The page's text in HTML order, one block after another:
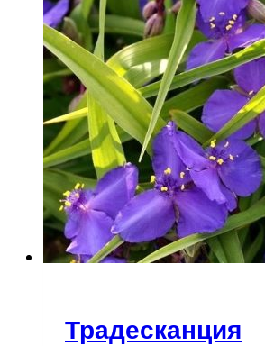
Традесканция